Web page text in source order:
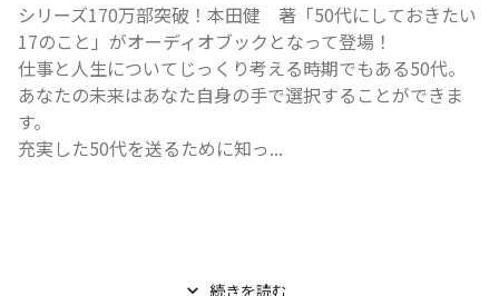
シリーズ170万部突破！本田健　著「50代にしておきたい
17のこと」がオーディオブックとなって登場！
仕事と人生についてじっくり考える時期でもある50代。
あなたの未来はあなた自身の手で選択することができま
す。
充実した50代を送るために知っ...
続きを読む